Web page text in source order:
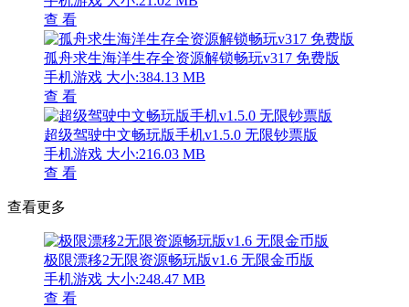
查 看
孤舟求生海洋生存全资源解锁畅玩v317 免费版
手机游戏 大小:384.13 MB
查 看
超级驾驶中文畅玩版手机v1.5.0 无限钞票版
手机游戏 大小:216.03 MB
查 看
查看更多
极限漂移2无限资源畅玩版v1.6 无限金币版
手机游戏 大小:248.47 MB
查 看